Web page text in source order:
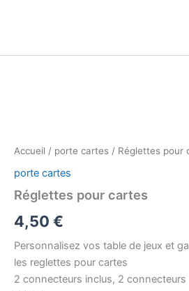
Accueil / porte cartes / Réglettes pour
porte cartes
Réglettes pour cartes
4,50 €
Personnalisez vos table de jeux et
les reglettes pour cartes
2 connecteurs inclus, 2 connecteurs